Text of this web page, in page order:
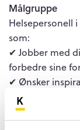
Målgruppe
Helsepersonell
som:
✔ Jobber med
forbedre sine
✔ Ønsker
Mål for
Øke